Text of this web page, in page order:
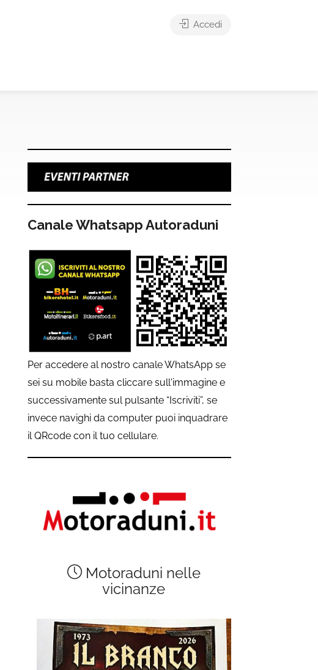
Accedi
Canale Whatsapp Autoraduni
Per accedere al nostro canale WhatsApp se
sei su mobile basta cliccare sull'immagine e
successivamente sul pulsante “Iscriviti”, se
invece navighi da computer puoi inquadrare
il QRcode con il tuo cellulare.
Motoraduni nelle
vicinanze